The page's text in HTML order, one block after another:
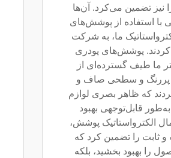
نیز تضمین می‌کرد. آن‌ها
با استفاده از پوشش‌های
ما، به شرکت
کردند. پوشش‌های پودری
ما طیف گسترده‌ای از
پررنگ و سطحی صاف و
که ظاهر بصری لوازم
قابل‌توجهی بهبود
الکترواستاتیک پوشش،
و ثابت را تضمین کرد که
را بهبود بخشید، بلکه